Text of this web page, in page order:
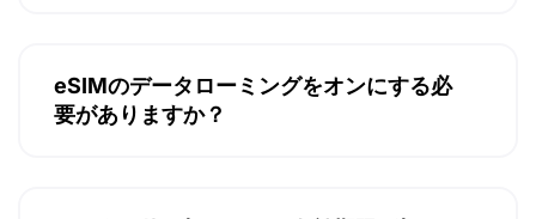
eSIMのデータローミングをオンにする必
要がありますか？